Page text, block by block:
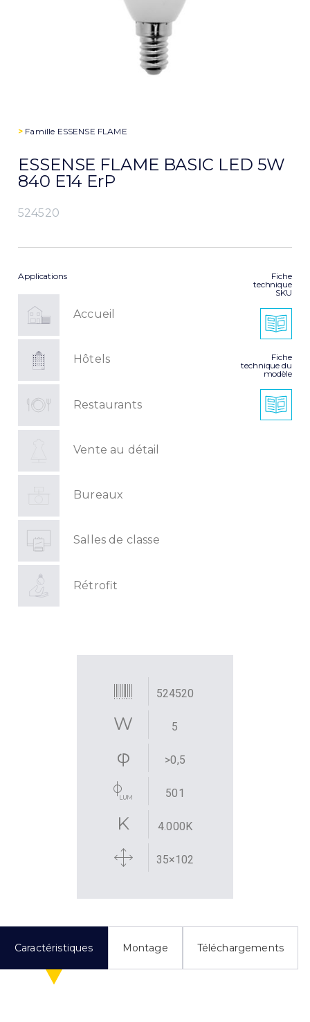
> Famille ESSENSE FLAME
ESSENSE FLAME BASIC LED 5W
840 E14 ErP
524520
Applications
Accueil
Hôtels
Restaurants
Vente au détail
Bureaux
Salles de classe
Rétrofit
Fiche
technique
SKU
Fiche
technique du
modèle
524520
5
>0,5
501
4.000K
35×102
Caractéristiques Montage Téléchargements